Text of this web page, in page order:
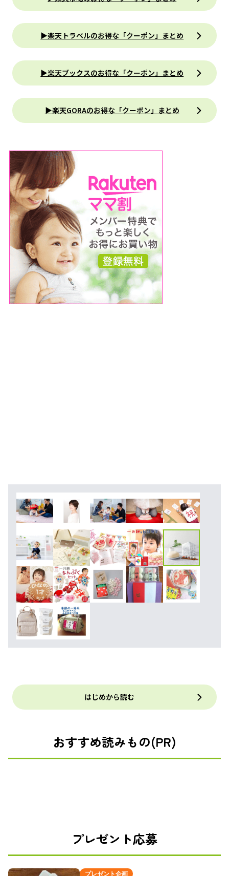
▶楽天トラベルのお得な「クーポン」まとめ
▶楽天ブックスのお得な「クーポン」まとめ
▶楽天GORAのお得な「クーポン」まとめ
はじめから読む
おすすめ読みもの(PR)
プレゼント応募
プレゼント企画